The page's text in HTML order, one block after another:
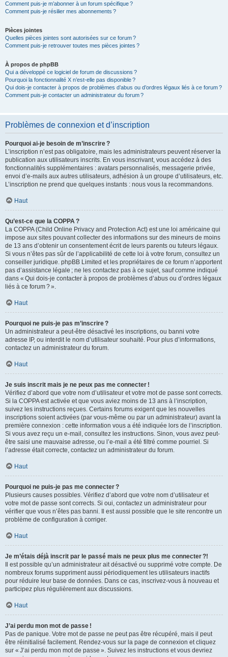
Comment puis-je m’abonner à un forum spécifique ?
Comment puis-je résilier mes abonnements ?
Pièces jointes
Quelles pièces jointes sont autorisées sur ce forum ?
Comment puis-je retrouver toutes mes pièces jointes ?
À propos de phpBB
Qui a développé ce logiciel de forum de discussions ?
Pourquoi la fonctionnalité X n’est-elle pas disponible ?
Qui dois-je contacter à propos de problèmes d’abus ou d’ordres légaux liés à ce forum ?
Comment puis-je contacter un administrateur du forum ?
Problèmes de connexion et d’inscription
Pourquoi ai-je besoin de m’inscrire ?
L’inscription n’est pas obligatoire, mais les administrateurs peuvent réserver la
publication aux utilisateurs inscrits. En vous inscrivant, vous accédez à des
fonctionnalités supplémentaires : avatars personnalisés, messagerie privée,
envoi d’e-mails aux autres utilisateurs, adhésion à un groupe d’utilisateurs, etc.
L’inscription ne prend que quelques instants : nous vous la recommandons.
Haut
Qu’est-ce que la COPPA ?
La COPPA (Child Online Privacy and Protection Act) est une loi américaine qui
impose aux sites pouvant collecter des informations sur des mineurs de moins
de 13 ans d’obtenir un consentement écrit de leurs parents ou tuteurs légaux.
Si vous n’êtes pas sûr de l’applicabilité de cette loi à votre forum, consultez un
conseiller juridique. phpBB Limited et les propriétaires de ce forum n’apportent
pas d’assistance légale ; ne les contactez pas à ce sujet, sauf comme indiqué
dans « Qui dois-je contacter à propos de problèmes d’abus ou d’ordres légaux
liés à ce forum ? ».
Haut
Pourquoi ne puis-je pas m’inscrire ?
Un administrateur a peut-être désactivé les inscriptions, ou banni votre
adresse IP, ou interdit le nom d’utilisateur souhaité. Pour plus d’informations,
contactez un administrateur du forum.
Haut
Je suis inscrit mais je ne peux pas me connecter !
Vérifiez d’abord que votre nom d’utilisateur et votre mot de passe sont corrects.
Si la COPPA est activée et que vous aviez moins de 13 ans à l’inscription,
suivez les instructions reçues. Certains forums exigent que les nouvelles
inscriptions soient activées (par vous-même ou par un administrateur) avant la
première connexion : cette information vous a été indiquée lors de l’inscription.
Si vous avez reçu un e-mail, consultez les instructions. Sinon, vous avez peut-
être saisi une mauvaise adresse, ou l’e-mail a été filtré comme pourriel. Si
l’adresse était correcte, contactez un administrateur du forum.
Haut
Pourquoi ne puis-je pas me connecter ?
Plusieurs causes possibles. Vérifiez d’abord que votre nom d’utilisateur et
votre mot de passe sont corrects. Si oui, contactez un administrateur pour
vérifier que vous n’êtes pas banni. Il est aussi possible que le site rencontre un
problème de configuration à corriger.
Haut
Je m’étais déjà inscrit par le passé mais ne peux plus me connecter ?!
Il est possible qu’un administrateur ait désactivé ou supprimé votre compte. De
nombreux forums suppriment aussi périodiquement les utilisateurs inactifs
pour réduire leur base de données. Dans ce cas, inscrivez-vous à nouveau et
participez plus régulièrement aux discussions.
Haut
J’ai perdu mon mot de passe !
Pas de panique. Votre mot de passe ne peut pas être récupéré, mais il peut
être réinitialisé facilement. Rendez-vous sur la page de connexion et cliquez
sur « J’ai perdu mon mot de passe ». Suivez les instructions et vous devriez